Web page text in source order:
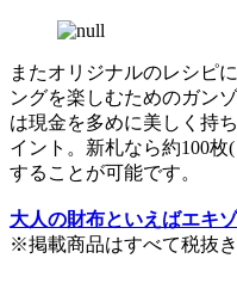
またオリジナルのレシピ
ングを楽しむためのガン
は現金を多めに美しく持
イント。新札なら約100
することが可能です。
大人の財布といえばエキ
※掲載商品はすべて税抜